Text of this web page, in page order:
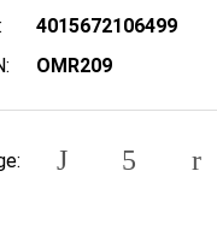
4015672106499
OMR209